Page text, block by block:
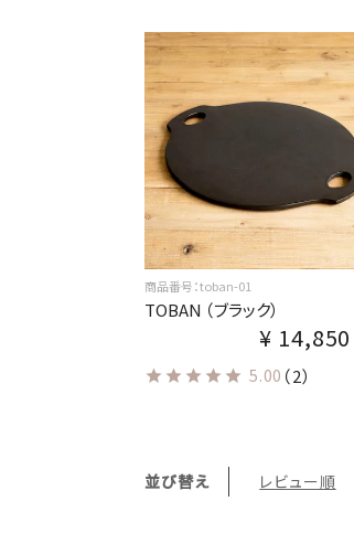
商品番号：toban-01
TOBAN （ブラック）
¥ 14,850
5.00 （2）
並び替え レビュー順